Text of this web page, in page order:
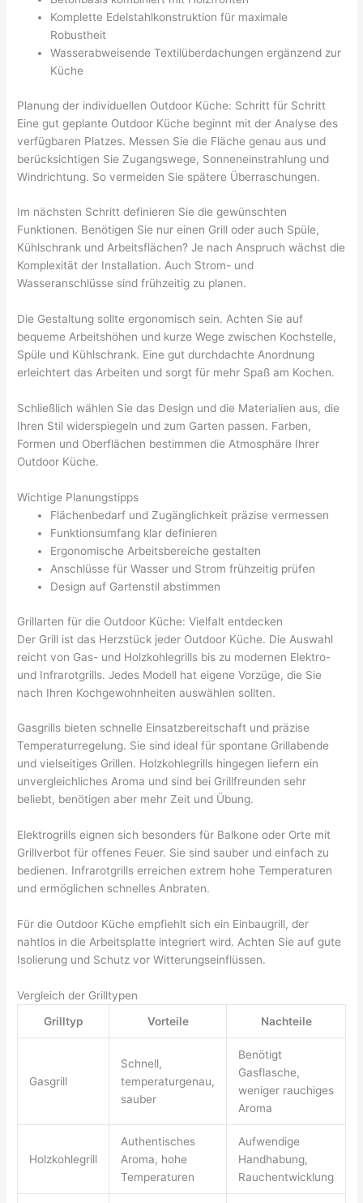
Komplette Edelstahlkonstruktion für maximale
Robustheit
Wasserabweisende Textilüberdachungen ergänzend zur
Küche
Planung der individuellen Outdoor Küche: Schritt für Schritt
Eine gut geplante Outdoor Küche beginnt mit der Analyse des
verfügbaren Platzes. Messen Sie die Fläche genau aus und
berücksichtigen Sie Zugangswege, Sonneneinstrahlung und
Windrichtung. So vermeiden Sie spätere Überraschungen.
Im nächsten Schritt definieren Sie die gewünschten
Funktionen. Benötigen Sie nur einen Grill oder auch Spüle,
Kühlschrank und Arbeitsflächen? Je nach Anspruch wächst die
Komplexität der Installation. Auch Strom- und
Wasseranschlüsse sind frühzeitig zu planen.
Die Gestaltung sollte ergonomisch sein. Achten Sie auf
bequeme Arbeitshöhen und kurze Wege zwischen Kochstelle,
Spüle und Kühlschrank. Eine gut durchdachte Anordnung
erleichtert das Arbeiten und sorgt für mehr Spaß am Kochen.
Schließlich wählen Sie das Design und die Materialien aus, die
Ihren Stil widerspiegeln und zum Garten passen. Farben,
Formen und Oberflächen bestimmen die Atmosphäre Ihrer
Outdoor Küche.
Wichtige Planungstipps
Flächenbedarf und Zugänglichkeit präzise vermessen
Funktionsumfang klar definieren
Ergonomische Arbeitsbereiche gestalten
Anschlüsse für Wasser und Strom frühzeitig prüfen
Design auf Gartenstil abstimmen
Grillarten für die Outdoor Küche: Vielfalt entdecken
Der Grill ist das Herzstück jeder Outdoor Küche. Die Auswahl
reicht von Gas- und Holzkohlegrills bis zu modernen Elektro-
und Infrarotgrills. Jedes Modell hat eigene Vorzüge, die Sie
nach Ihren Kochgewohnheiten auswählen sollten.
Gasgrills bieten schnelle Einsatzbereitschaft und präzise
Temperaturregelung. Sie sind ideal für spontane Grillabende
und vielseitiges Grillen. Holzkohlegrills hingegen liefern ein
unvergleichliches Aroma und sind bei Grillfreunden sehr
beliebt, benötigen aber mehr Zeit und Übung.
Elektrogrills eignen sich besonders für Balkone oder Orte mit
Grillverbot für offenes Feuer. Sie sind sauber und einfach zu
bedienen. Infrarotgrills erreichen extrem hohe Temperaturen
und ermöglichen schnelles Anbraten.
Für die Outdoor Küche empfiehlt sich ein Einbaugrill, der
nahtlos in die Arbeitsplatte integriert wird. Achten Sie auf gute
Isolierung und Schutz vor Witterungseinflüssen.
Vergleich der Grilltypen
Grilltyp
Vorteile Nachteile
Gasgrill
Schnell,
temperaturgenau,
sauber
Benötigt
Gasflasche,
weniger rauchiges
Aroma
Holzkohlegrill
Authentisches
Aroma, hohe
Temperaturen
Aufwendige
Handhabung,
Rauchentwicklung